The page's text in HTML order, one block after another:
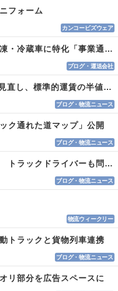
フォーム
カンコービズウェア
ヘイワオートサービス 冷凍・冷蔵車に特化「事業通じ貢献目指す」
ブログ・運送会社
適正原価 実車率５０%を見直し、標準的運賃の半値の恐れも
ブログ・物流ニュース
ク通れた道マップ」公開
ブログ・物流ニュース
自転車が従う信号はどれ？ トラックドライバーも問われる認識
ブログ・物流ニュース
物流ウィークリー
トラックと貨物列車連携
ブログ・物流ニュース
リ部分を広告スペースに